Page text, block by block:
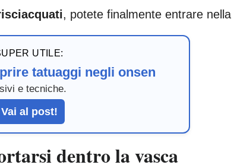
, potete finalmente entrare
UTILE:
tatuaggi negli onsen
e tecniche.
Vai al post!
dentro la vasca